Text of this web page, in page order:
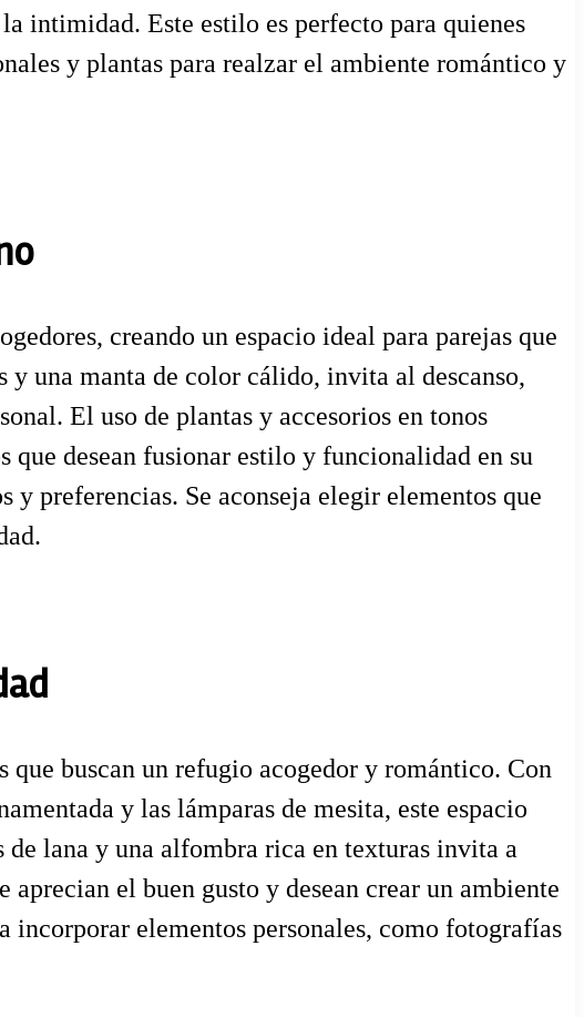
intimidad. Este estilo es perfecto para quienes
y plantas para realzar el ambiente romántico y
creando un espacio ideal para parejas que
una manta de color cálido, invita al descanso,
El uso de plantas y accesorios en tonos
que desean fusionar estilo y funcionalidad en su
y preferencias. Se aconseja elegir elementos que
buscan un refugio acogedor y romántico. Con
y las lámparas de mesita, este espacio
lana y una alfombra rica en texturas invita a
el buen gusto y desean crear un ambiente
incorporar elementos personales, como fotografías